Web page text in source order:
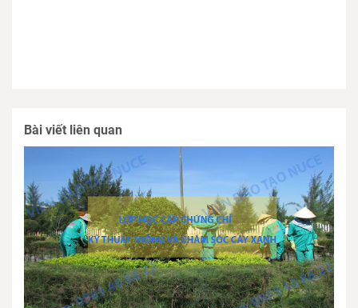
Bài viết liên quan